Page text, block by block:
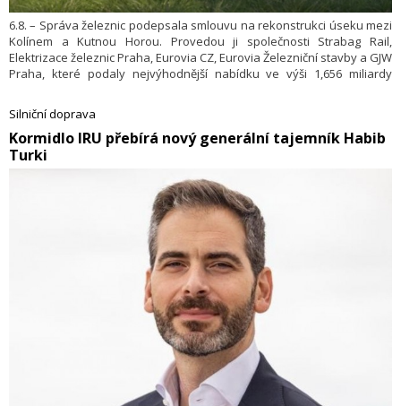
6.8. – Správa železnic podepsala smlouvu na rekonstrukci úseku mezi
Kolínem a Kutnou Horou. Provedou ji společnosti Strabag Rail,
Elektrizace železnic Praha, Eurovia CZ, Eurovia Železniční stavby a GJW
Praha, které podaly nejvýhodnější nabídku ve výši 1,656 miliardy
mezi dvěma významnými centry středních Čech výrazně zrychlí, díky
nové propojce se už nebudou blokovat se spoji na koridoru.
Silniční doprava
​Kormidlo IRU přebírá nový generální tajemník Habib
Turki